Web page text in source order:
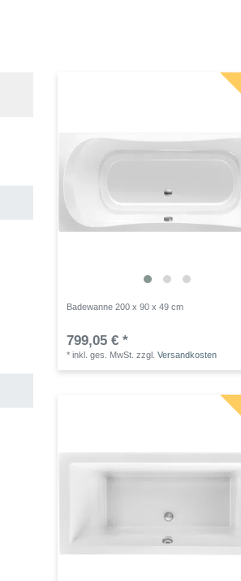
Badewanne 200 x 90 x 49 cm
799,05 € *
*inkl. ges. MwSt. zzgl.Versandkosten